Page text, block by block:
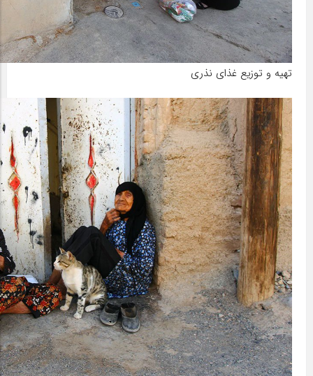
تهیه و توزیع غذای نذری